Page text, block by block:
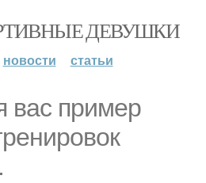
ДЕВУШКИ
новости статьи
пример